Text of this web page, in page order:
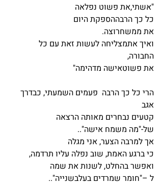
"אשתי,את פשוט נפלאה
כל כך הרבההספקת היום
את ממשחרוצה.
ואיך אתמצליחה לעשות זאת עם כל
החבורה,
את פשוטאישה מדהימה"
הרי כל כך הרבה  פעמים השמעתי, כבדרך
אגב
קטעים נבחרים מאותה הרצאה
של-"מה משמח אישה"..
אך למרבה הצער, אני מגלה
כי ברגע האמת, שוב נפלה עליו תרדמה,
ואפשר בהחלט, לשנות את שמה
ל –"חומר שמרדים בעלבשנייה"..